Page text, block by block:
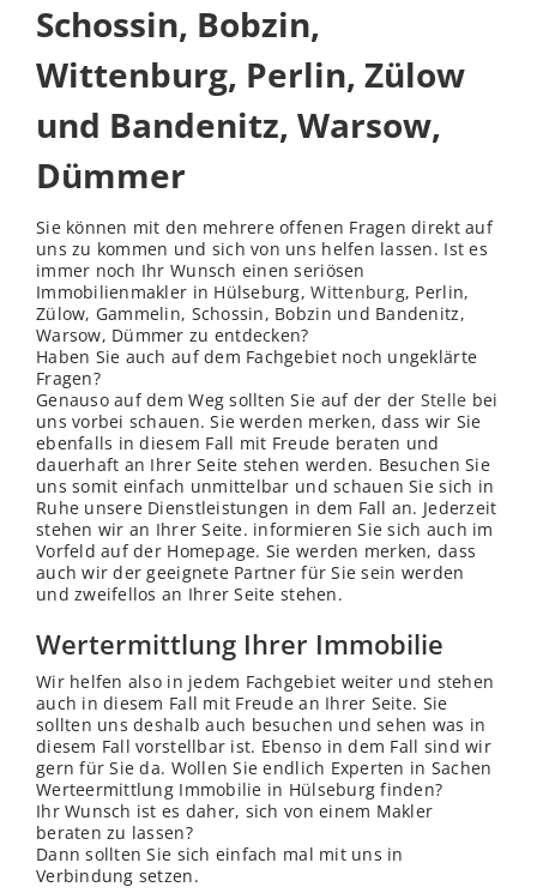
Schossin, Bobzin,
Wittenburg, Perlin, Zülow
und Bandenitz, Warsow,
Dümmer
Sie können mit den mehrere offenen Fragen direkt auf
uns zu kommen und sich von uns helfen lassen. Ist es
immer noch Ihr Wunsch einen seriösen
Immobilienmakler in Hülseburg,Wittenburg, Perlin,
Zülow, Gammelin, Schossin, Bobzin und Bandenitz,
Warsow, Dümmer zu entdecken?
Haben Sie auch auf dem Fachgebiet noch ungeklärte
Fragen?
Genauso auf dem Weg sollten Sie auf der der Stelle bei
uns vorbei schauen. Sie werden merken, dass wir Sie
ebenfalls in diesem Fall mit Freude beraten und
dauerhaft an Ihrer Seite stehen werden. Besuchen Sie
uns somit einfach unmittelbar und schauen Sie sich in
Ruhe unsere Dienstleistungen in dem Fall an. Jederzeit
stehen wir an Ihrer Seite. informieren Sie sich auch im
Vorfeld auf der Homepage. Sie werden merken, dass
auch wir der geeignete Partner für Sie sein werden
und zweifellos an Ihrer Seite stehen.
Wertermittlung Ihrer Immobilie
Wir helfen also in jedem Fachgebiet weiter und stehen
auch in diesem Fall mit Freude an Ihrer Seite. Sie
sollten uns deshalb auch besuchen und sehen was in
diesem Fall vorstellbar ist. Ebenso in dem Fall sind wir
gern für Sie da. Wollen Sie endlich Experten in Sachen
Werteermittlung Immobilie in Hülseburg finden?
Ihr Wunsch ist es daher, sich von einem Makler
beraten zu lassen?
Dann sollten Sie sich einfach mal mit uns in
Verbindung setzen.